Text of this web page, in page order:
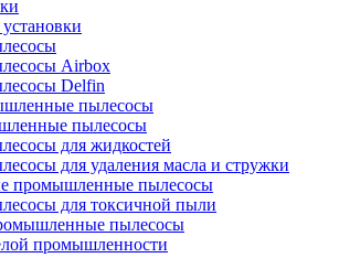
Airbox
Delfin
пылесосы
пылесосы
для жидкостей
для удаления масла и стружки
промышленные пылесосы
для токсичной пыли
пылесосы
промышленности